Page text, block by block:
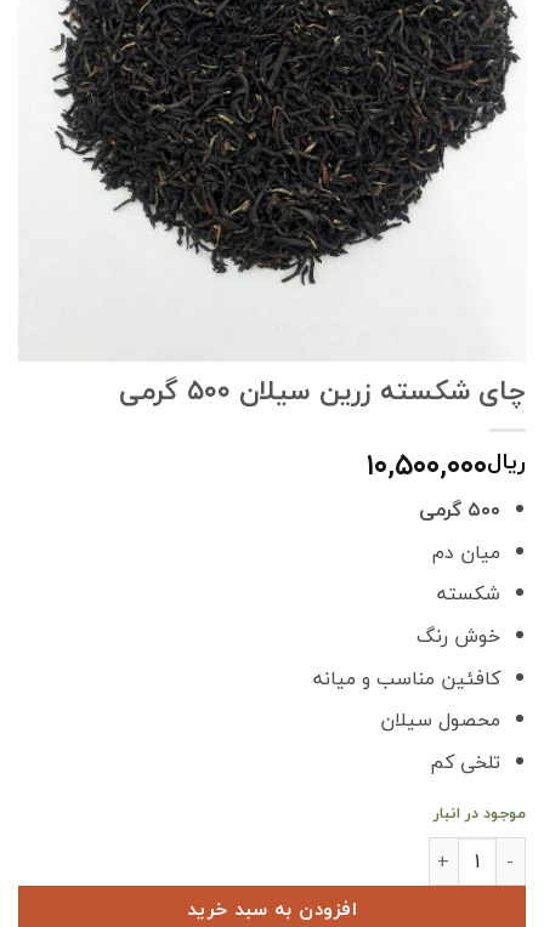
چای شکسته زرین سیلان ۵۰۰ گرمی
ریال۱۰,۵۰۰,۰۰۰
۵۰۰ گرمی
میان دم
شکسته
خوش رنگ
کافئین مناسب و میانه
محصول سیلان
تلخی کم
موجود در انبار
چای شکسته زرین سیلان ۵۰۰ گرمی عدد
افزودن به سبد خرید